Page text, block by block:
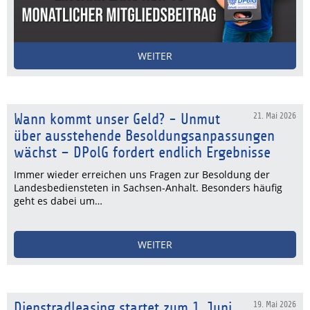
WEITER
21. Mai 2026
Wann kommt unser Geld? - Unmut
über ausstehende Besoldungsanpassungen
wächst – DPolG fordert endlich Ergebnisse
Immer wieder erreichen uns Fragen zur Besoldung der
Landesbediensteten in Sachsen-Anhalt. Besonders häufig
geht es dabei um…
WEITER
19. Mai 2026